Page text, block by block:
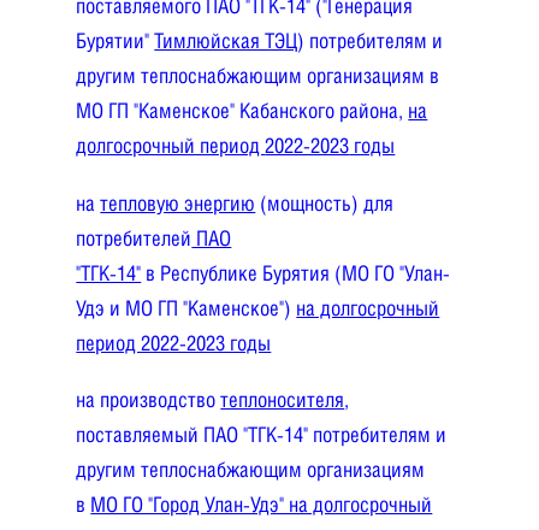
поставляемого ПАО "ТГК-14" ("Генерация
Бурятии"Тимлюйская ТЭЦ) потребителям и
другим теплоснабжающим организациям в
МО ГП "Каменское" Кабанского района, на
долгосрочный период2022-2023 годы
натепловую энергию (мощность) для
потребителей ПАО
"ТГК-14" в Республике Бурятия (МО ГО "Улан-
Удэ и МО ГП "Каменское") на долгосрочный
период 2022-2023 годы
на производствотеплоносителя,
поставляемый ПАО "ТГК-14" потребителям и
другим теплоснабжающим организациям
в МО ГО "Город Улан-Удэ" на долгосрочный